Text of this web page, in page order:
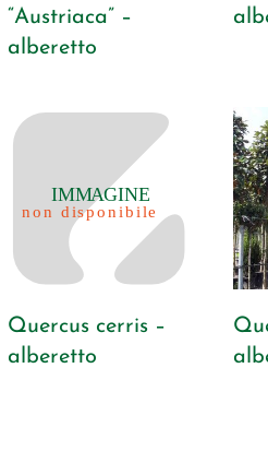
“Austriaca” –
alberetto
Quercus cerris –
alberetto